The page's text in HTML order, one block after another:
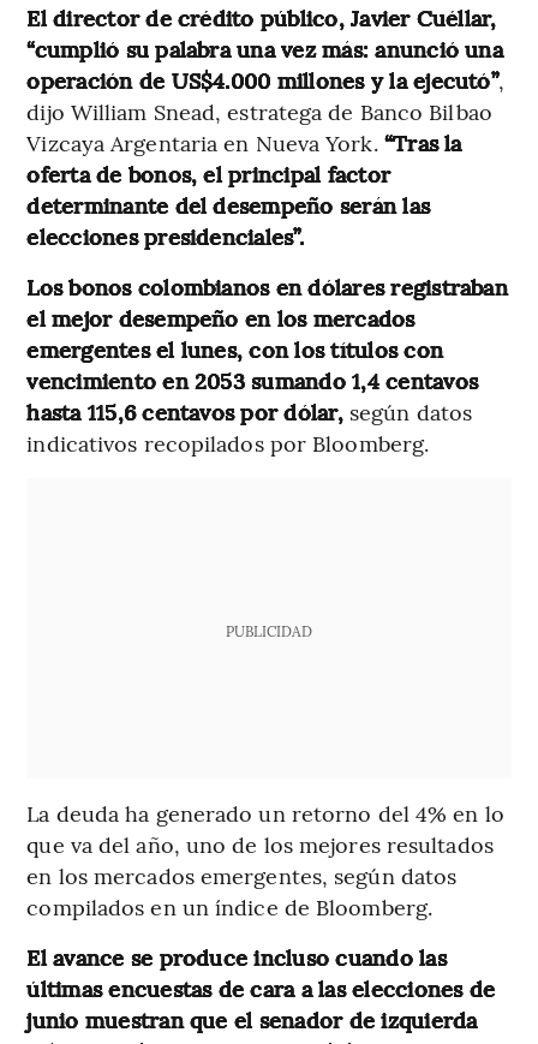
El director de crédito público, Javier Cuéllar,
“cumplió su palabra una vez más: anunció una
operación de US$4.000 millones y la ejecutó”,
dijo William Snead, estratega de Banco Bilbao
Vizcaya Argentaria en Nueva York. “Tras la
oferta de bonos, el principal factor
determinante del desempeño serán las
elecciones presidenciales”.
Los bonos colombianos en dólares registraban
el mejor desempeño en los mercados
emergentes el lunes, con los títulos con
vencimiento en 2053 sumando 1,4 centavos
hasta 115,6 centavos por dólar,según datos
indicativos recopilados por Bloomberg.
PUBLICIDAD
La deuda ha generado un retorno del 4% en lo
que va del año, uno de los mejores resultados
en los mercados emergentes, según datos
compilados en un índice de Bloomberg.
El avance se produce incluso cuando las
últimas encuestas de cara a las elecciones de
junio muestran que el senador de izquierda